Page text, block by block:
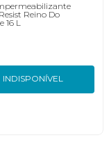
Reino Do
16 L
INDISPONÍVEL